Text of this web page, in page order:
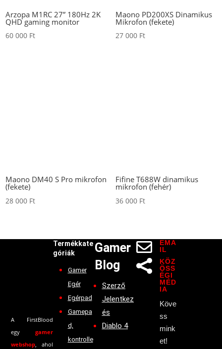
Arzopa M1RC 27” 180Hz 2K
QHD gaming monitor
60 000 Ft
Maono PD200XS Dinamikus
Mikrofon (fekete)
27 000 Ft
Maono DM40 S Pro mikrofon
(fekete)
28 000 Ft
Fifine T688W dinamikus
mikrofon (fehér)
36 000 Ft
A FirstBlood
egy gamer
webshop, ahol
Termékkate
góriák
Gamer
Egér
Egérpad
Gamepa
d,
kontrolle
Gamer
Blog
Szerző
Jelentkez
és
Diablo 4

EMA
IL

KÖZ
ÖSS
ÉGI
MÉD
IA
Köve
ss
mink
et!